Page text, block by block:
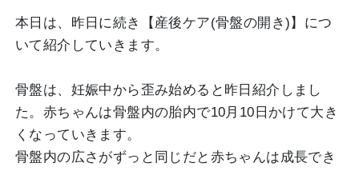
本日は、昨日に続き【産後ケア(骨盤の開き)】につ
いて紹介していきます。
骨盤は、妊娠中から歪み始めると昨日紹介しまし
た。赤ちゃんは骨盤内の胎内で10月10日かけて大き
くなっていきます。
骨盤内の広さがずっと同じだと赤ちゃんは成長でき